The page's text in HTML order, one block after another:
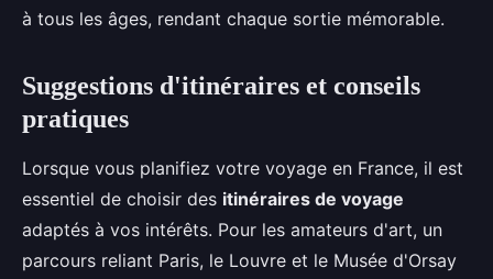
à tous les âges, rendant chaque sortie mémorable.
Suggestions d'itinéraires et conseils
pratiques
Lorsque vous planifiez votre voyage en France, il est
essentiel de choisir des itinéraires de voyage
adaptés à vos intérêts. Pour les amateurs d'art, un
parcours reliant Paris, le Louvre et le Musée d'Orsay